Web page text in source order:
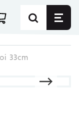
33cm